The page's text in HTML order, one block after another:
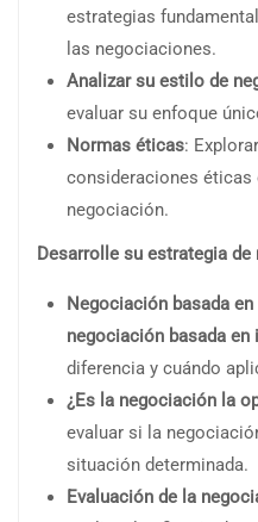
estrategias
las negociaciones.
Analizar su estilo de
evaluar su enfoque
Normas éticas:
consideraciones éticas
negociación.
Desarrolle su estrategia
Negociación basada
negociación basada en
diferencia y cuándo
¿Es la negociación la
evaluar si la
situación determinada.
Evaluación de la